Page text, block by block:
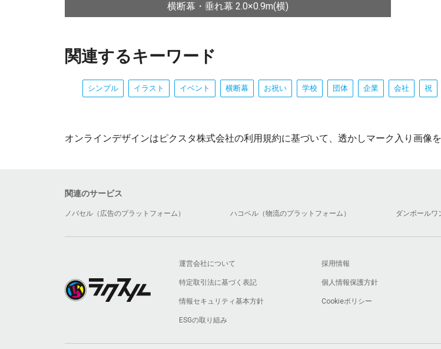
横断幕・垂れ幕 2.0×0.9m(横)
関連するキーワード
シンプル イラスト イベント 横断幕 お祝い 学校 団体 企業 会社 祝
オンラインデザインはピクスタ株式会社の利用規約に基づいて、透かしマーク入り画像
関連のサービス
ノバセル（広告のプラットフォーム） ハコベル（物流のプラットフォーム） ダンボールワ
運営会社について 採用情報
特定取引法に基づく表記 個人情報保護方針
情報セキュリティ基本方針 Cookieポリシー
ESGの取り組み